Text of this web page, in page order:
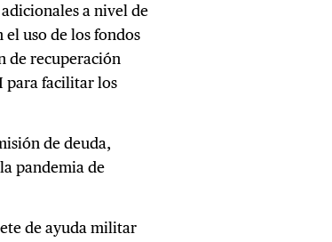
a nivel de
uso de los fondos
de recuperación
para facilitar los
de deuda,
pandemia de
de ayuda militar